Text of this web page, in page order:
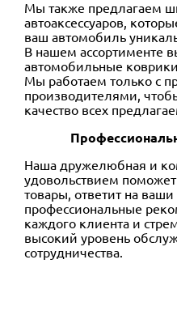
Мы также предлагаем
автоаксессуаров,
ваш автомобиль
В нашем ассортименте
автомобильные
Мы работаем только с
производителями,
качество всех
Наша дружелюбная и
удовольствием
товары, ответит на
профессиональные
каждого клиента и
высокий уровень
сотрудничества.